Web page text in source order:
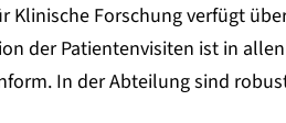
Klinische Forschung verfügt
der Patientenvisiten ist in
In der Abteilung sind